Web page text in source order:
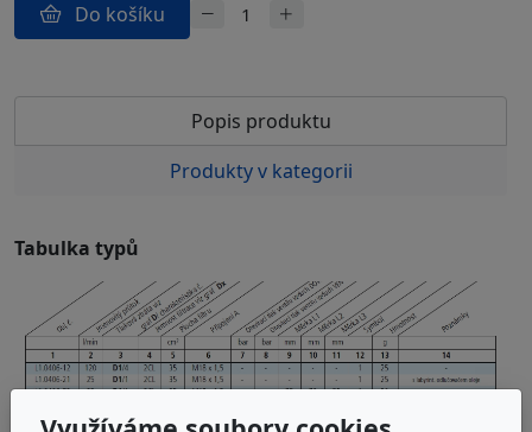
Do košíku
Popis produktu
Produkty v kategorii
Tabulka typů